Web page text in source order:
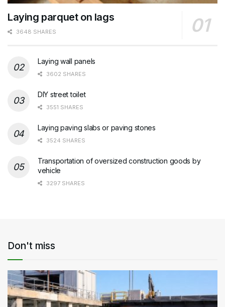
Laying parquet on lags
3648 SHARES
Laying wall panels
3602 SHARES
DIY street toilet
3551 SHARES
Laying paving slabs or paving stones
3524 SHARES
Transportation of oversized construction goods by
vehicle
3297 SHARES
Don't miss